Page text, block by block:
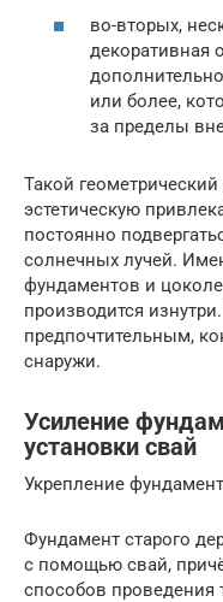
во-вторых,
декоративная
или более,
за пределы
Такой
эстетическую
постоянно
солнечных лучей.
фундаментов и
производится
предпочтительным,
снаружи.
Усиление
установки свай
Укрепление
Фундамент старого
с помощью свай,
способов проведения